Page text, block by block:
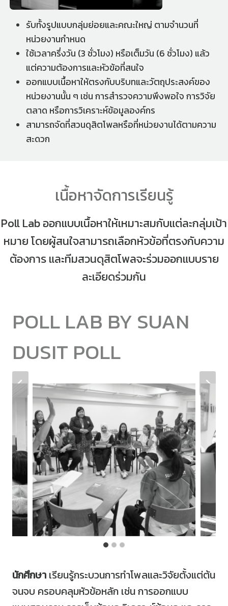
รับทั้งรูปแบบกลุ่มย่อยและคณะใหญ่ ตามจำนวนที่
หน่วยงานกำหนด
ใช้เวลาครึ่งวัน (3 ชั่วโมง) หรือเต็มวัน (6 ชั่วโมง) แล้ว
แต่ความต้องการและหัวข้อที่สนใจ
ออกแบบเนื้อหาให้ตรงกับบริบทและวัตถุประสงค์ของ
หน่วยงานนั้น ๆ เช่น การสำรวจความพึงพอใจ การวิจัย
ตลาด หรือการวิเคราะห์ข้อมูลองค์กร
สามารถจัดที่สวนดุสิตโพลหรือที่หน่วยงานได้ตามความ
สะดวก
เนื้อหาจัดการเรียนรู้
Poll Lab ออกแบบเนื้อหาให้เหมาะสมกับแต่ละกลุ่มเป้า
หมาย โดยผู้สนใจสามารถเลือกหัวข้อที่ตรงกับความ
ต้องการ และทีมสวนดุสิตโพลจะร่วมออกแบบราย
ละเอียดร่วมกัน
POLL LAB BY SUAN
DUSIT POLL
นักศึกษา เรียนรู้กระบวนการทำโพลและวิจัยตั้งแต่ต้น
จนจบ ครอบคลุมหัวข้อหลัก เช่น การออกแบบ